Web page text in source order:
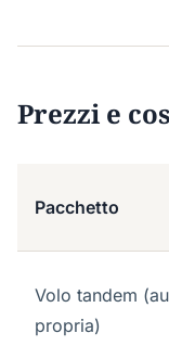
Prezzi e
Pacchetto
Volo tandem
propria)